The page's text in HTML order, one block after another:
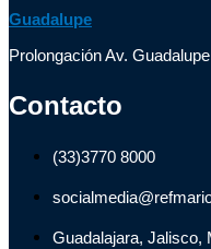
Guadalupe
Prolongación Av.
Contacto
(33)3770 8000
Guadalajara, Jalisco,